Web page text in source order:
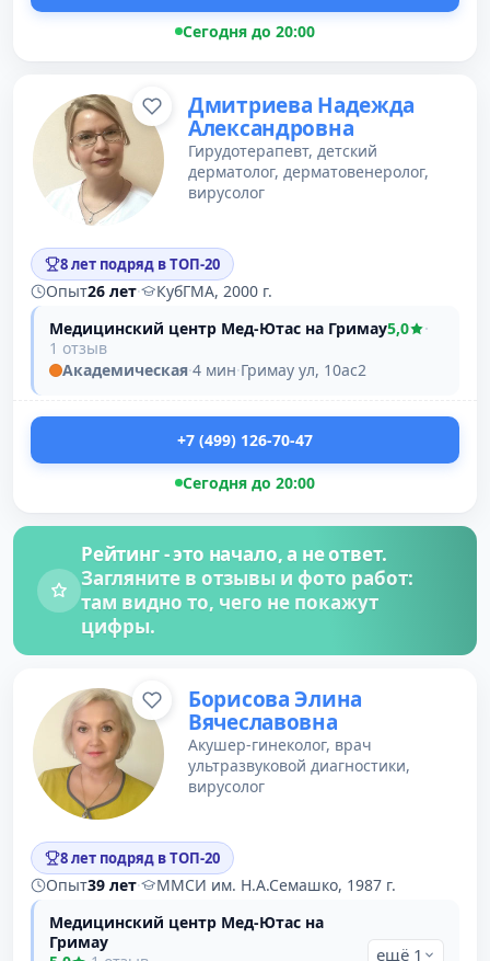
Сегодня до 20:00
Дмитриева Надежда
Александровна
Гирудотерапевт, детский
дерматолог, дерматовенеролог,
вирусолог
8 лет подряд в ТОП-20
Опыт26 лет·
КубГМА, 2000 г.
Медицинский центр Мед-Ютас на Гримау5,0
·
1 отзыв
Академическая·4 мин·Гримау ул, 10ас2
+7 (499) 126-70-47
Сегодня до 20:00
Рейтинг - это начало, а не ответ.
Загляните в отзывы и фото работ:
там видно то, чего не покажут
цифры.
Борисова Элина
Вячеславовна
Акушер-гинеколог, врач
ультразвуковой диагностики,
вирусолог
8 лет подряд в ТОП-20
Опыт39 лет·
ММСИ им. Н.А.Семашко, 1987 г.
Медицинский центр Мед-Ютас на
Гримау
ещё 1